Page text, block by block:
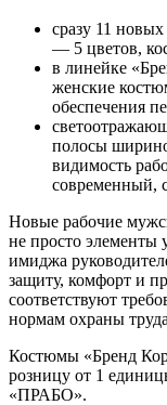
сразу 11
— 5 цветов,
в линейке
женские
обеспечения
полосы
видимость
современный,
Новые рабочие
не просто
имиджа
защиту, комфорт и
соответствуют
нормам охраны
Костюмы «Бренд
розницу от 1
«ПРАБО».